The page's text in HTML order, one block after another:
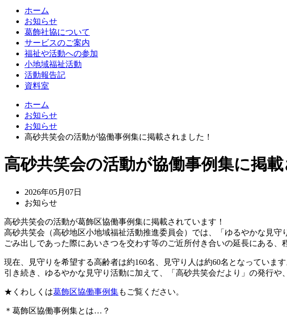
ホーム
お知らせ
葛飾社協について
サービスのご案内
福祉や活動への参加
小地域福祉活動
活動報告記
資料室
ホーム
お知らせ
お知らせ
高砂共笑会の活動が協働事例集に掲載されました！
高砂共笑会の活動が協働事例集に掲載
2026年05月07日
お知らせ
高砂共笑会の活動が葛飾区協働事例集に掲載されています！
高砂共笑会（高砂地区小地域福祉活動推進委員会）では、「ゆるやかな見守
ごみ出しであった際にあいさつを交わす等のご近所付き合いの延長にある、
現在、見守りを希望する高齢者は約160名、見守り人は約60名となっています
引き続き、ゆるやかな見守り活動に加えて、「高砂共笑会だより」の発行
★くわしくは葛飾区協働事例集もご覧ください。
＊葛飾区協働事例集とは…？